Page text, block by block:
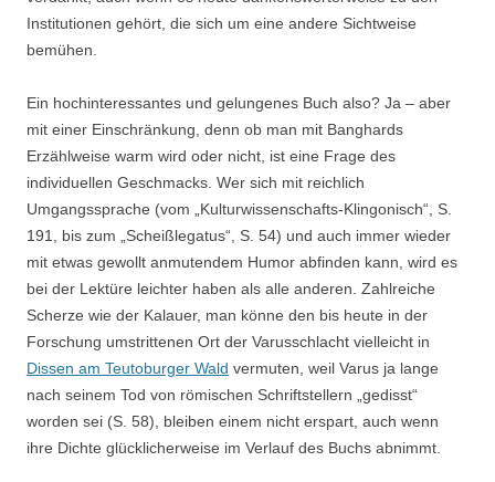
Institutionen gehört, die sich um eine andere Sichtweise
bemühen.
Ein hochinteressantes und gelungenes Buch also? Ja – aber
mit einer Einschränkung, denn ob man mit Banghards
Erzählweise warm wird oder nicht, ist eine Frage des
individuellen Geschmacks. Wer sich mit reichlich
Umgangssprache (vom „Kulturwissenschafts-Klingonisch“, S.
191, bis zum „Scheißlegatus“, S. 54) und auch immer wieder
mit etwas gewollt anmutendem Humor abfinden kann, wird es
bei der Lektüre leichter haben als alle anderen. Zahlreiche
Scherze wie der Kalauer, man könne den bis heute in der
Forschung umstrittenen Ort der Varusschlacht vielleicht in
Dissen am Teutoburger Wald vermuten, weil Varus ja lange
nach seinem Tod von römischen Schriftstellern „gedisst“
worden sei (S. 58), bleiben einem nicht erspart, auch wenn
ihre Dichte glücklicherweise im Verlauf des Buchs abnimmt.